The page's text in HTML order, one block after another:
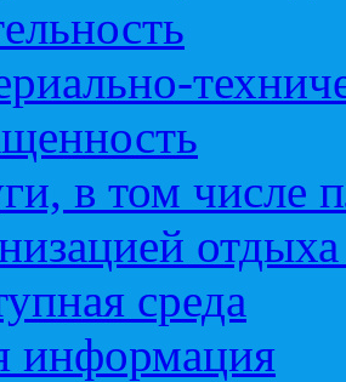
в том числе
среда
информация